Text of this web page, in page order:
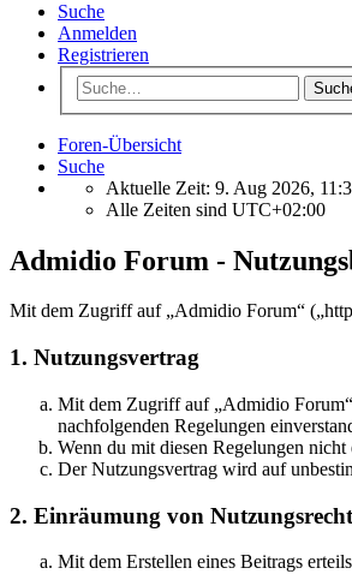
Suche
Anmelden
Registrieren
Foren-Übersicht
Suche
Aktuelle Zeit: 9. Aug 2026,
Alle Zeiten sind UTC+02:00
Admidio Forum -
Mit dem Zugriff auf „Admidio Forum“
1. Nutzungsvertrag
Mit dem Zugriff auf „Admidio Forum“
nachfolgenden Regelungen
Wenn du mit diesen Regelungen
Der Nutzungsvertrag wird auf
2. Einräumung von
Mit dem Erstellen eines Beitrags